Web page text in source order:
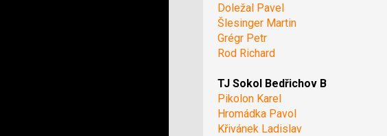
Doležal Pavel
Šlesinger Martin
Grégr Petr
Rod Richard
TJ Sokol Bedřichov B
Pikolon Karel
Hromádka Pavol
Křivánek Ladislav